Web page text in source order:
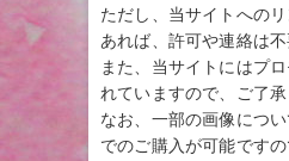
ただし、当サイトへの
あれば、許可や連絡は不
また、当サイトにはプ
れていますので、ご了承
なお、一部の画像につい
でのご購入が可能です